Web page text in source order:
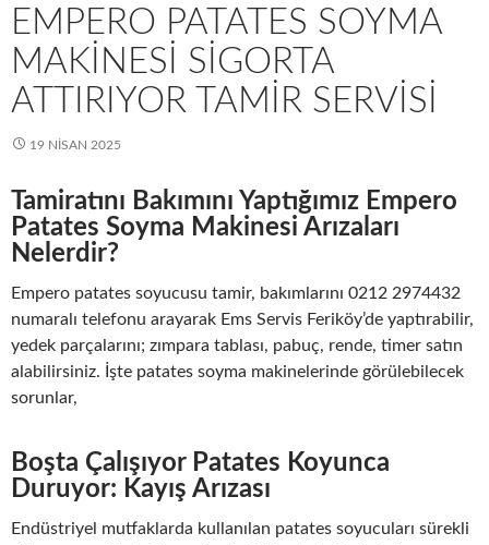
EMPERO PATATES SOYMA
MAKINESI SIGORTA
ATTIRIYOR TAMIR SERVISI
19 NISAN 2025
Tamiratını Bakımını Yaptığımız Empero
Patates Soyma Makinesi Arızaları
Nelerdir?
Empero patates soyucusu tamir, bakımlarını 0212 2974432
numaralı telefonu arayarak Ems Servis Feriköy’de yaptırabilir,
yedek parçalarını; zımpara tablası, pabuç, rende, timer satın
alabilirsiniz. İşte patates soyma makinelerinde görülebilecek
sorunlar,
Boşta Çalışıyor Patates Koyunca
Duruyor: Kayış Arızası
Endüstriyel mutfaklarda kullanılan patates soyucuları sürekli